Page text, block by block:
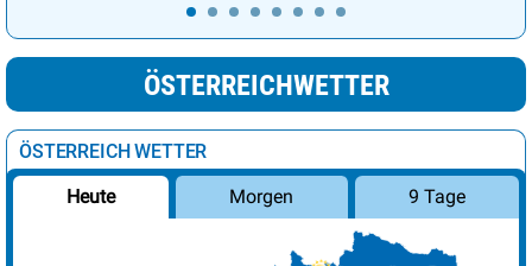
ÖSTERREICHWETTER
ÖSTERREICH WETTER
Heute Morgen 9 Tage